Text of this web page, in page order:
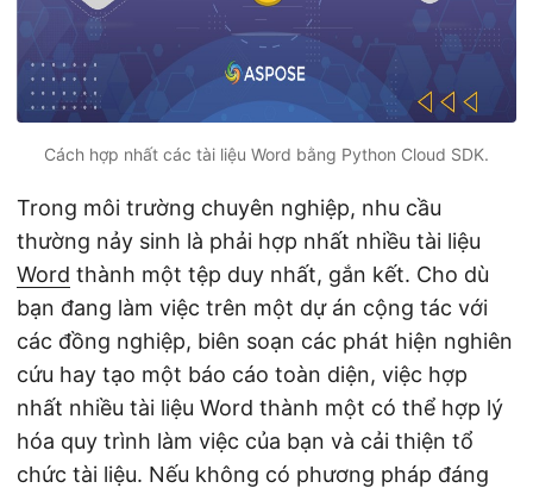
Cách hợp nhất các tài liệu Word bằng Python Cloud SDK.
Trong môi trường chuyên nghiệp, nhu cầu
thường nảy sinh là phải hợp nhất nhiều tài liệu
Word thành một tệp duy nhất, gắn kết. Cho dù
bạn đang làm việc trên một dự án cộng tác với
các đồng nghiệp, biên soạn các phát hiện nghiên
cứu hay tạo một báo cáo toàn diện, việc hợp
nhất nhiều tài liệu Word thành một có thể hợp lý
hóa quy trình làm việc của bạn và cải thiện tổ
chức tài liệu. Nếu không có phương pháp đáng